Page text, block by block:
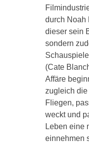
durch Noah
dieser sein
sondern
(Cate
Affäre
zugleich
Fliegen,
weckt und
Leben eine
einnehmen